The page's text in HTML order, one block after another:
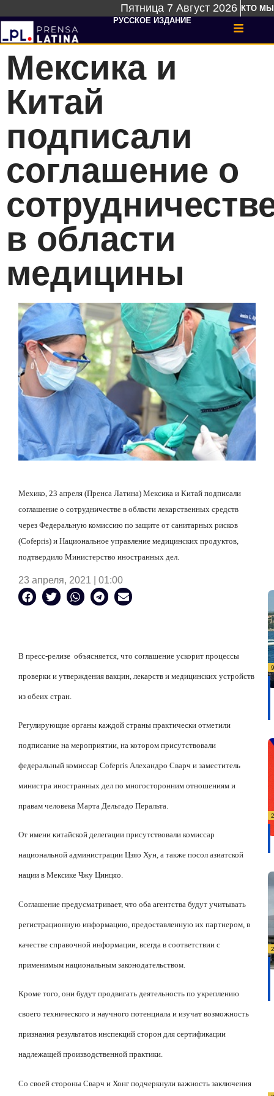
Пятница 7 Август 2026 КТО МЫ
РУССКОЕ ИЗДАНИЕ
Мексика и
Китай
подписали
соглашение о
в области
медицины
Мехико, 23 апреля (Пренса Латина) Мексика и Китай подписали
соглашение о сотрудничестве в области лекарственных средств
через Федеральную комиссию по защите от санитарных рисков
(Cofepris) и Национальное управление медицинских продуктов,
подтвердило Министерство иностранных дел.
23 апреля, 2021 | 01:00
В пресс-релизе объясняется, что соглашение ускорит процессы
проверки и утверждения вакцин, лекарств и медицинских устройств
из обеих стран.
Регулирующие органы каждой страны практически отметили
подписание на мероприятии, на котором присутствовали
федеральный комиссар Cofepris Алехандро Сварч и заместитель
министра иностранных дел по многосторонним отношениям и
правам человека Марта Дельгадо Перальта.
От имени китайской делегации присутствовали комиссар
национальной администрации Цзяо Хун, а также посол азиатской
нации в Мексике Чжу Цинцяо.
Соглашение предусматривает, что оба агентства будут учитывать
регистрационную информацию, предоставленную их партнером, в
качестве справочной информации, всегда в соответствии с
применимым национальным законодательством.
Кроме того, они будут продвигать деятельность по укреплению
своего технического и научного потенциала и изучат возможность
признания результатов инспекций сторон для сертификации
надлежащей производственной практики.
Со своей стороны Сварч и Хонг подчеркнули важность заключения